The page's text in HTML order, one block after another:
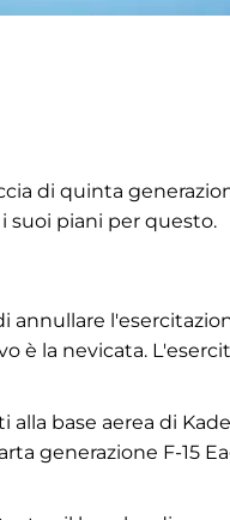
di quinta
suoi piani per questo.
annullare
è la nevicata.
base aerea di
generazione F-15